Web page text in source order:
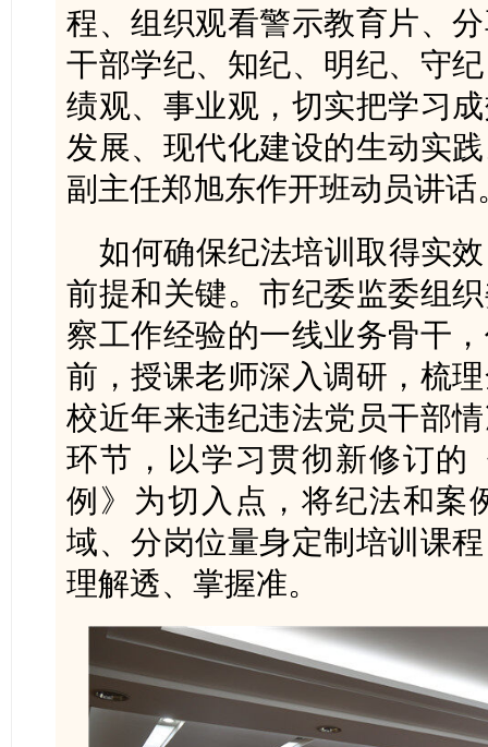
程、组织观看警示教育片、
干部学纪、知纪、明纪、守
绩观、事业观，切实把学习
发展、现代化建设的生动实
副主任郑旭东作开班动员讲话
如何确保纪法培训取得实
前提和关键。市纪委监委组
察工作经验的一线业务骨干
前，授课老师深入调研，梳
校近年来违纪违法党员干部
环节，以学习贯彻新修订的
例》为切入点，将纪法和案
域、分岗位量身定制培训课
理解透、掌握准。